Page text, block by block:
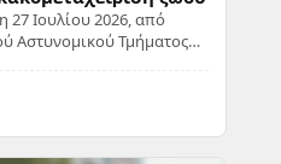
27 Ιουλίου 2026, από
Αστυνομικού Τμήματος